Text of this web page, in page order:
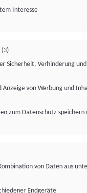
Interesse
(3)
Sicherheit, Verhinderung
Anzeige von Werbung und
zum Datenschutz
von Daten aus
Endgeräte